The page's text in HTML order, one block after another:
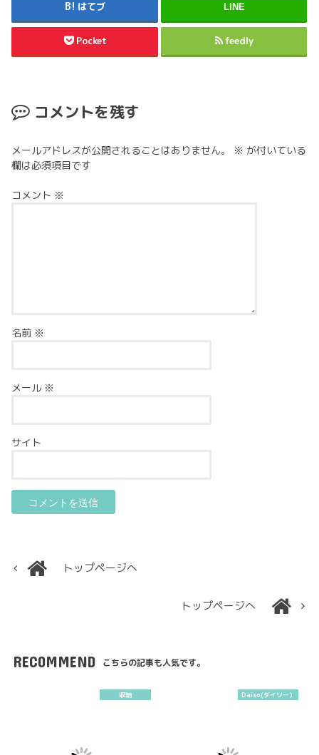
はてブ LINE
Pocket feedly
コメントを残す
メールアドレスが公開されることはありません。 ※ が付いている
欄は必須項目です
コメント ※
名前 ※
メール ※
サイト
トップページへ
トップページへ
RECOMMEND こちらの記事も人気です。
収納 Daiso(ダイソー）